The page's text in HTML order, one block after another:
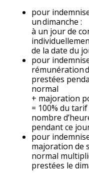
pour
un dimanche :
à un jour de
de la date du
pour
rémunération
prestées
normal
+ majoration
= 100% du
nombre
pendant ce
pour
majoration de
normal
prestées le